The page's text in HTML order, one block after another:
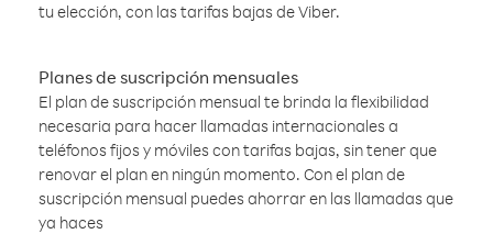
tu elección, con las tarifas bajas de Viber.
Planes de suscripción mensuales
El plan de suscripción mensual te brinda la flexibilidad
necesaria para hacer llamadas internacionales a
teléfonos fijos y móviles con tarifas bajas, sin tener que
renovar el plan en ningún momento. Con el plan de
suscripción mensual puedes ahorrar en las llamadas que
ya haces